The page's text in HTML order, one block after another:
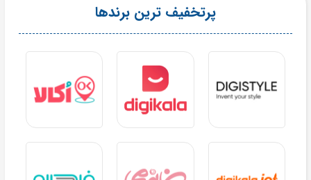
پرتخفیف ترین برندها